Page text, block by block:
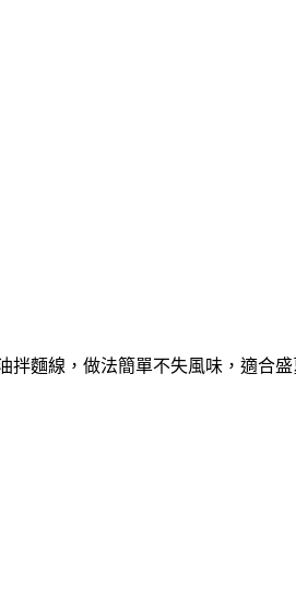
麵線，做法簡單不失風味，適合盛